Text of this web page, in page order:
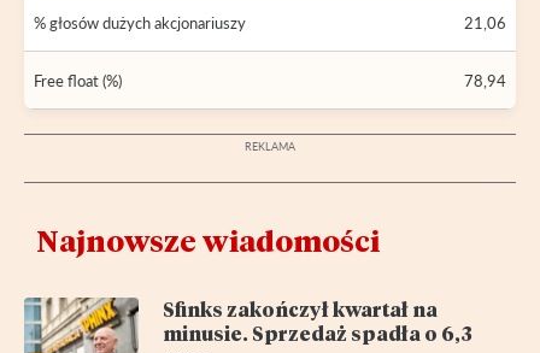
% głosów dużych akcjonariuszy 21,06
Free float (%) 78,94
Najnowsze wiadomości
Sfinks zakończył kwartał na
minusie. Sprzedaż spadła o 6,3